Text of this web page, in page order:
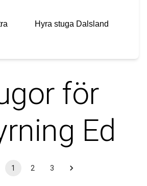
Hyra stuga Dalsland
för
Ed
1 2 3